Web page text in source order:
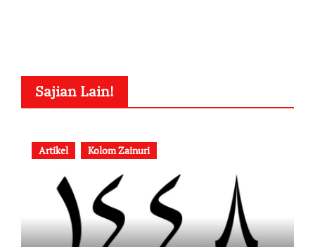
Sajian Lain!
Artikel Kolom Zainuri